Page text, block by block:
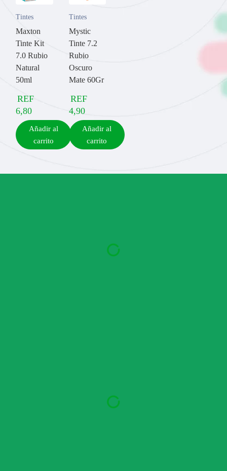
Tintes
Maxton
Tinte Kit
7.0 Rubio
Natural
50ml
REF
6,80
Añadir al
carrito
Tintes
Mystic
Tinte 7.2
Rubio
Oscuro
Mate 60Gr
REF
4,90
Añadir al
carrito